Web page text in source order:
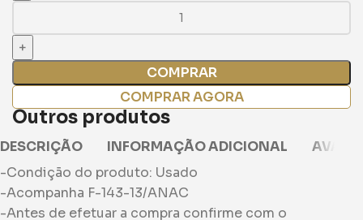
COMPRAR
COMPRAR AGORA
Outros produtos
DESCRIÇÃO INFORMAÇÃO ADICIONAL
-Condição do produto: Usado
-Acompanha F-143-13/ANAC
-Antes de efetuar a compra confirme com o